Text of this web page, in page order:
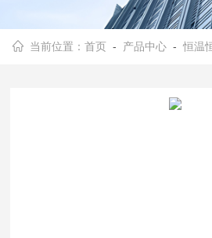
当前位置：首页 - 产品中心 -恒温